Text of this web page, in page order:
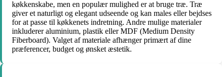
køkkenskabe, men en populær mulighed er at bruge træ. Træ
giver et naturligt og elegant udseende og kan males eller bejdses
for at passe til køkkenets indretning. Andre mulige materialer
inkluderer aluminium, plastik eller MDF (Medium Density
Fiberboard). Valget af materiale afhænger primært af dine
præferencer, budget og ønsket æstetik.